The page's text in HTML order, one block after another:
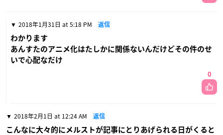
2018年1月31日 at 5:18 PM 返信
わかります
あんすたのアニメ化はたしかに関係ないんだけどその件のせ
いで心配なだけ
0
2018年2月1日 at 12:24 AM 返信
こんなに大々的にメルストが記事にとりあげられる日がくると